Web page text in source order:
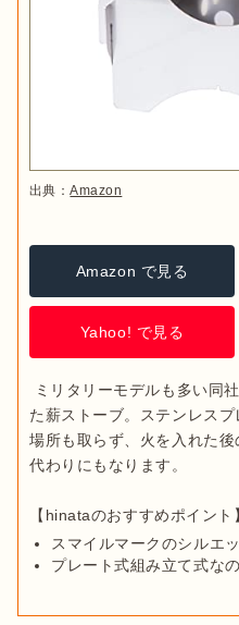
出典：Amazon
Amazon で見る
Yahoo! で見る
た薪ストーブ。ステンレス
場所も取らず、火を入れた
代わりにもなります。
スマイルマークのシルエ
プレート式組み立て式な